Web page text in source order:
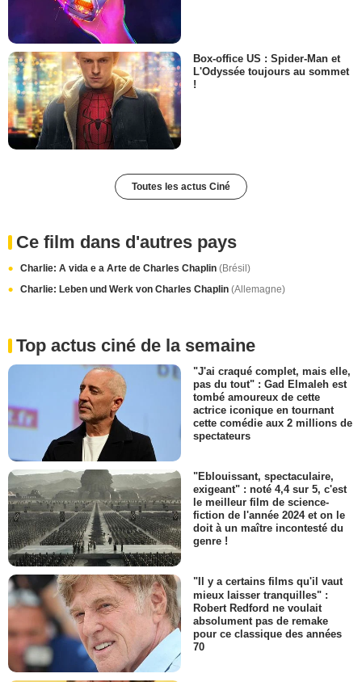
Box-office US : Spider-Man et
L'Odyssée toujours au sommet
!
Toutes les actus Ciné
Ce film dans d'autres pays
Charlie: A vida e a Arte de Charles Chaplin (Brésil)
Charlie: Leben und Werk von Charles Chaplin (Allemagne)
Top actus ciné de la semaine
"J'ai craqué complet, mais elle,
pas du tout" : Gad Elmaleh est
tombé amoureux de cette
actrice iconique en tournant
cette comédie aux 2 millions de
spectateurs
"Eblouissant, spectaculaire,
exigeant" : noté 4,4 sur 5, c'est
le meilleur film de science-
fiction de l'année 2024 et on le
doit à un maître incontesté du
genre !
"Il y a certains films qu'il vaut
mieux laisser tranquilles" :
Robert Redford ne voulait
absolument pas de remake
pour ce classique des années
70